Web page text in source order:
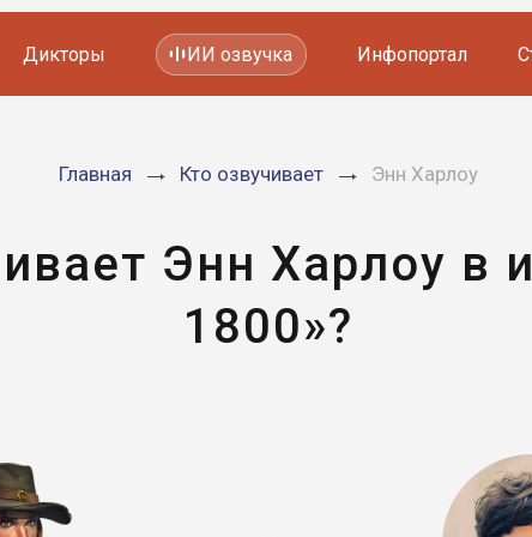
Мультфильмов
Дикторы ИИ озвучка Инфопортал
Главная Кто озвучивает Энн Харлоу
Энн Харлоу в
1800»?